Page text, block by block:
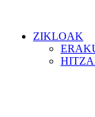
ZIKLOAK